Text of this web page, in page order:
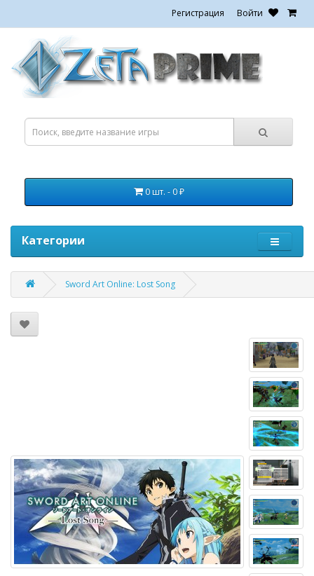
Регистрация Войти
0 шт. - 0 ₽
Категории
Sword Art Online: Lost Song